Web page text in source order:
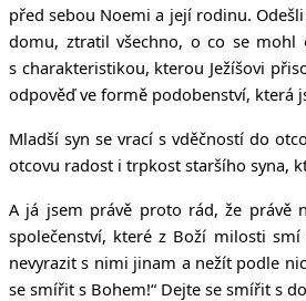
před sebou Noemi a její rodinu.
domu, ztratil všechno, o co se
s charakteristikou, kterou Ježíšovi
odpověď ve formě podobenství, která
Mladší syn se vrací s vděčností do
otcovu radost i trpkost staršího syna,
A já jsem právě proto rád, že právě
společenství, které z Boží milosti
nevyrazit s nimi jinam a nežít podle
se smířit s Bohem!“ Dejte se smířit s